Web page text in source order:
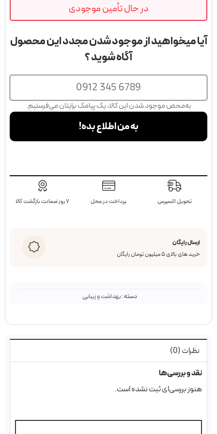
در حال تأمین موجودی
آیا میخواهید از موجود شدن مجدد این محصول
آگاه شوید ؟
شماره
به‌محض موجود شدن این کالا، یک پیامک برایتان می‌فرستیم.
به من اطلاع بده!
تحویل اکسپرس پرداخت در محل ۷ روز ضمانت بازگشت کالا
ارسال رایگان
خرید های بالای ۵ میلیون تومان رایگان
دسته:بهداشت و زیبایی
نظرات (0)
نقد و بررسی‌ها
هنوز بررسی‌ای ثبت نشده است.